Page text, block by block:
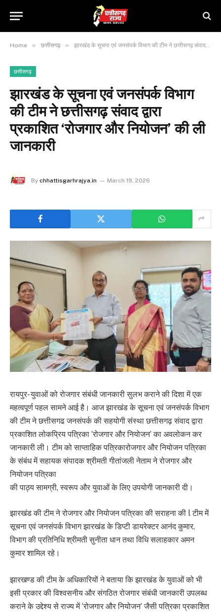
Home » छत्तीसगढ़ » झारखंड के सूचना एवं जनसंपर्क विभाग की टीम ने छत्तीसगढ़ संवाद द्वारा प्रकाशित ‘रोजगार और नियोजन’ की ली जानकारी
छत्तीसगढ़
झारखंड के सूचना एवं जनसंपर्क विभाग
की टीम ने छत्तीसगढ़ संवाद द्वारा
प्रकाशित ‘रोजगार और नियोजन’ की ली
जानकारी
By chhattisgarhrajya.in March 19, 2026
रायपुर- युवाओं को रोजगार संबंधी जानकारी सुलभ कराने की दिशा में एक
महत्वपूर्ण पहल सामने आई है। आज झारखंड के सूचना एवं जनसंपर्क विभाग
की टीम ने छत्तीसगढ जनसंपर्क की सहयोगी संस्था छत्तीसगढ़ संवाद द्वारा
प्रकाशित लोकप्रिय पत्रिका ‘रोजगार और नियोजन’ का अवलोकन कर
जानकारी ली। टीम को साप्ताहिक पत्रिकारोजगार और नियोजन पत्रिका
के संबंध में सहायक संपादक श्रीमती गीतांजली नेताम ने रोजगार और
नियोजन पत्रिका
की पाठ्य सामग्री, स्वरूप और युवाओं के लिए उपयोगी जानकारी दी।
झारखंड की टीम ने रोजगार और नियोजन पत्रिका की सराहना की l टीम में
सूचना एवं जनसंपर्क विभाग झारखंड के डिप्टी डायरेक्टर आनंद कुमार,
विभाग की प्रतिनिधि श्रीमती सुनीता धान तथा विधि सलाहकार अमन
कुमार शामिल रहे।
झारखण्ड की टीम के अधिकारियों ने बताया कि झारखंड के युवाओं को भी
इसी प्रकार की विश्वसनीय और संगठित रोजगार संबंधी जानकारी उपलब्ध
कराने के उद्देश्य से राज्य में ‘रोजगार और नियोजन’ जैसी पत्रिका प्रकाशित